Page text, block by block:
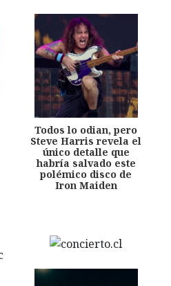
Todos lo odian, pero
Steve Harris revela el
único detalle que
habría salvado este
polémico disco de
Iron Maiden